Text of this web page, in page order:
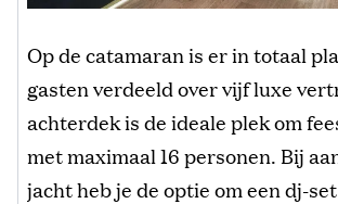
Op de catamaran is er in totaal
gasten verdeeld over vijf luxe
achterdek is de ideale plek om
met maximaal 16 personen. Bij
jacht heb je de optie om een dj-